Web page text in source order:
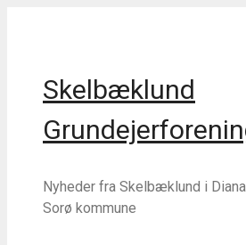
Skelbæklund
Nyheder fra Skelbæklund i
Sorø kommune